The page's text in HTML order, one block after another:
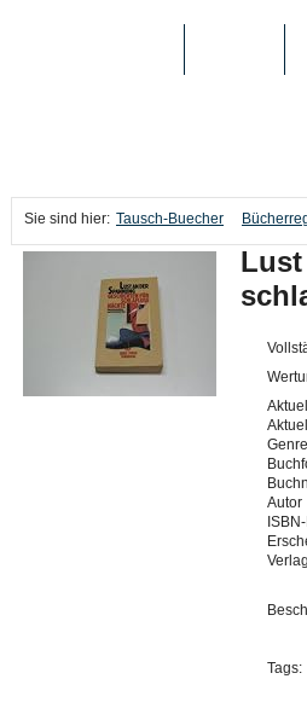
Sie sind hier: Tausch-Buecher
Genre
Autor
Verlag
Tags: